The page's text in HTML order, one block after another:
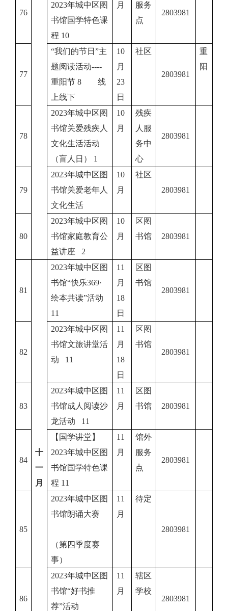
76
2023年城中区图
书馆国学特色课
程 10
月
服务
点
2803981
77
“我们的节日”主
题阅读活动----
重阳节 8 线
上线下
10
月
23
日
社区
2803981
重
阳
78
2023年城中区图
书馆关爱残疾人
文化生活活动
（盲人日） 1
10
月
残疾
人服
务中
心
2803981
79
2023年城中区图
书馆关爱老年人
文化生活
10
月
社区
2803981
80
2023年城中区图
书馆家庭教育公
益讲座 2
10
月
区图
书馆
2803981
81
十
一
月
2023年城中区图
书馆“快乐369·
绘本共读”活动
11
11
月
18
日
区图
书馆
2803981
82
2023年城中区图
书馆文旅讲堂活
动 11
11
月
18
日
区图
书馆
2803981
83
2023年城中区图
书馆成人阅读沙
龙活动 11
11
月
区图
书馆
2803981
84
【国学讲堂】
2023年城中区图
书馆国学特色课
程 11
11
月
馆外
服务
点
2803981
85
2023年城中区图
书馆朗诵大赛
（第四季度赛
事）
11
月
待定
2803981
86
2023年城中区图
书馆“好书推
荐”活动
11
月
辖区
学校
2803981